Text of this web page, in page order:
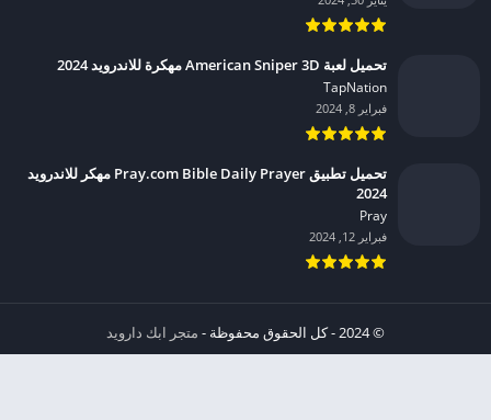
تحميل لعبة American Sniper 3D مهكرة للاندرويد 2024
TapNation‏
فبراير 8, 2024
تحميل تطبيق Pray.com Bible Daily Prayer مهكر للاندرويد
2024
Pray‏
فبراير 12, 2024
© 2024 - كل الحقوق محفوظة -
متجر ابك دارويد